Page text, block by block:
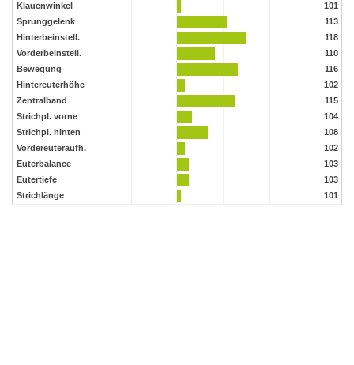
Klauenwinkel
101
Sprunggelenk
113
Hinterbeinstell.
118
Vorderbeinstell.
110
Bewegung
116
Hintereuterhöhe
102
Zentralband
115
Strichpl. vorne
104
Strichpl. hinten
108
Vordereuteraufh.
102
Euterbalance
103
Eutertiefe
103
Strichlänge
101